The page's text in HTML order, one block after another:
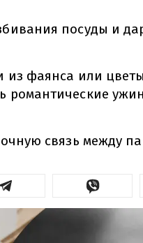
посуды и
из фаянса или
романтические
связь между